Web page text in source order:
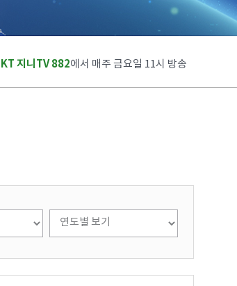
KT 지니TV 882에서 매주 금요일 11시 방송